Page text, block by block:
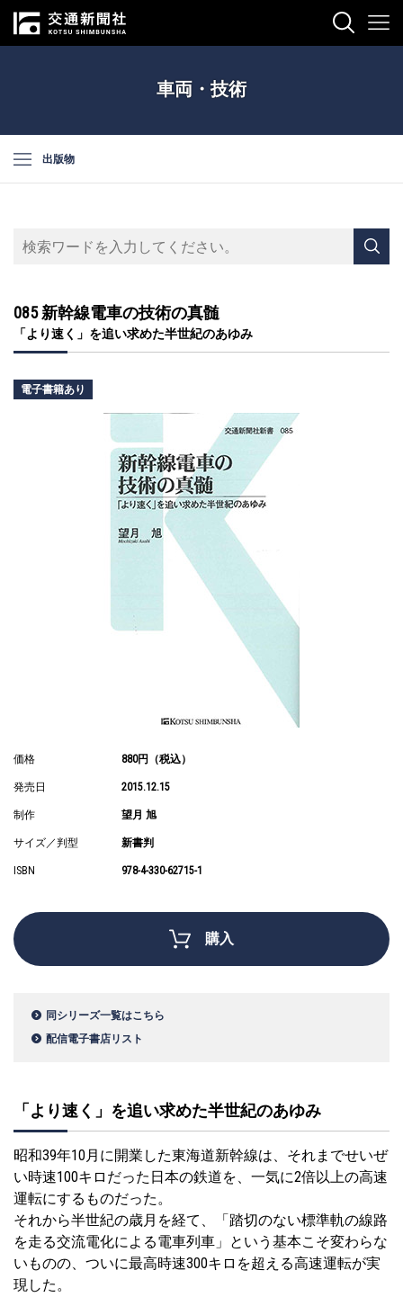
車両・技術
出版物
085 新幹線電車の技術の真髄
「より速く」を追い求めた半世紀のあゆみ
電子書籍あり
価格 880円（税込）
発売日 2015.12.15
制作 望月 旭
サイズ／判型 新書判
ISBN 978-4-330-62715-1
購入
同シリーズ一覧はこちら
配信電子書店リスト
「より速く」を追い求めた半世紀のあゆみ
昭和39年10月に開業した東海道新幹線は、それまでせいぜ
い時速100キロだった日本の鉄道を、一気に2倍以上の高速
運転にするものだった。
それから半世紀の歳月を経て、「踏切のない標準軌の線路
を走る交流電化による電車列車」という基本こそ変わらな
いものの、ついに最高時速300キロを超える高速運転が実
現した。